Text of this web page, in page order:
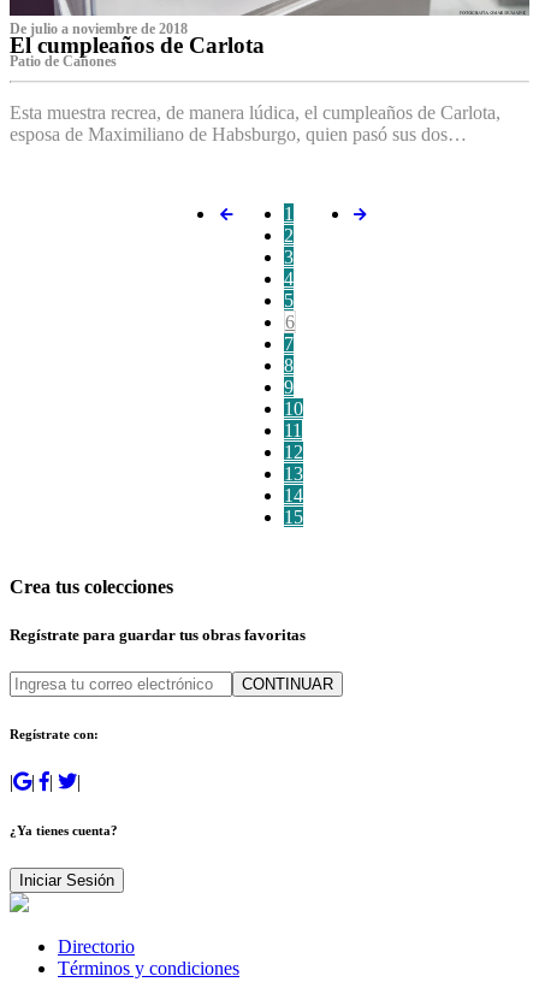
De julio a noviembre de 2018
El cumpleaños de Carlota
Patio de Cañones
Esta muestra recrea, de manera lúdica, el cumpleaños de Carlota,
esposa de Maximiliano de Habsburgo, quien pasó sus dos…
1
2
3
4
5
6
7
8
9
10
11
12
13
14
15
Crea tus colecciones
Regístrate para guardar tus obras favoritas
CONTINUAR
Regístrate con:
| | | |
¿Ya tienes cuenta?
Iniciar Sesión
Directorio
Términos y condiciones